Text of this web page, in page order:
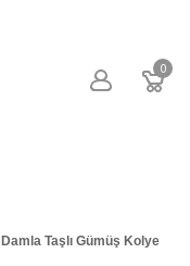
0
Damla Taşlı Gümüş Kolye